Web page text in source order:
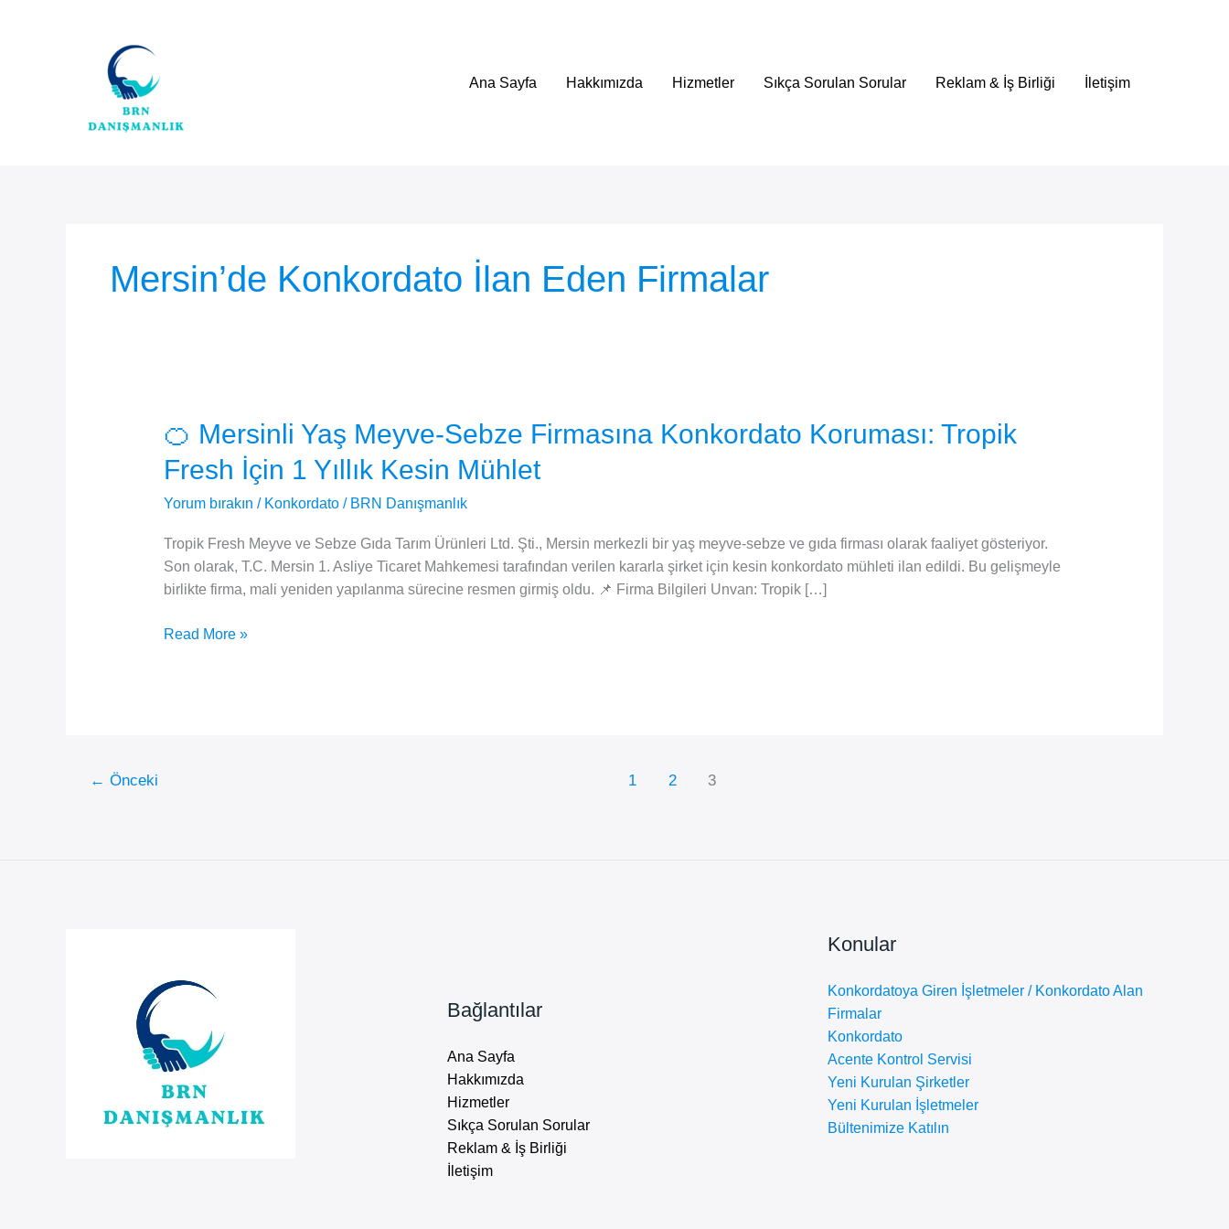
Ana Sayfa Hakkımızda Hizmetler Sıkça Sorulan Sorular Reklam & İş Birliği İletişim
Mersin’de Konkordato İlan Eden Firmalar
🍊 Mersinli Yaş Meyve-Sebze Firmasına Konkordato Koruması: Tropik
Fresh İçin 1 Yıllık Kesin Mühlet
Yorum bırakın / Konkordato/ BRN Danışmanlık
Tropik Fresh Meyve ve Sebze Gıda Tarım Ürünleri Ltd. Şti., Mersin merkezli bir yaş meyve-sebze ve gıda firması olarak faaliyet gösteriyor.
Son olarak, T.C. Mersin 1. Asliye Ticaret Mahkemesi tarafından verilen kararla şirket için kesin konkordato mühleti ilan edildi. Bu gelişmeyle
birlikte firma, mali yeniden yapılanma sürecine resmen girmiş oldu. 📌 Firma Bilgileri Unvan: Tropik […]
🍊
Read More »
← Önceki 1 2 3
Bağlantılar
Ana Sayfa
Hakkımızda
Hizmetler
Sıkça Sorulan Sorular
Reklam & İş Birliği
İletişim
Konular
Konkordatoya Giren İşletmeler / Konkordato Alan
Firmalar
Konkordato
Acente Kontrol Servisi
Yeni Kurulan Şirketler
Yeni Kurulan İşletmeler
Bültenimize Katılın